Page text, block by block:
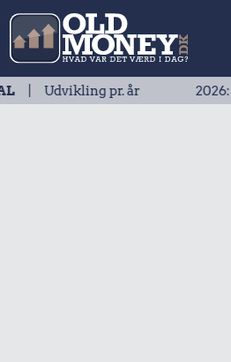
pr. år2026: 1,5 %